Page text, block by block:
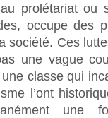
prolétariat
occupe des
société. Ces
une vague
classe qui
l’ont
une